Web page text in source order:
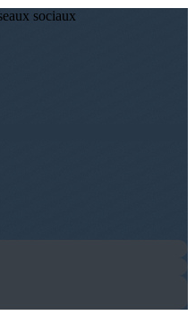
sociaux